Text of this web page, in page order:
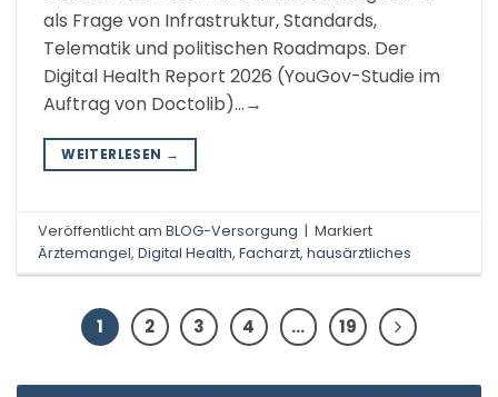
als Frage von Infrastruktur, Standards,
Telematik und politischen Roadmaps. Der
Digital Health Report 2026 (YouGov-Studie im
Auftrag von Doctolib)…→
WEITERLESEN →
Veröffentlicht amBLOG-Versorgung | Markiert
Ärztemangel,Digital Health,Facharzt,hausärztliches
1 2 3 4 … 19